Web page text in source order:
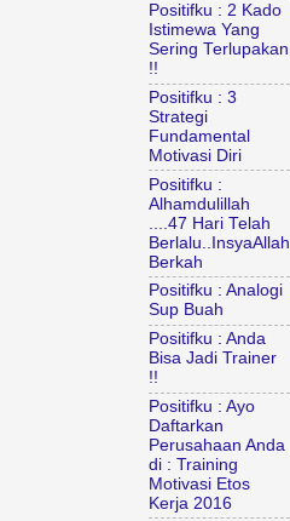
Positifku : 2 Kado
Istimewa Yang
Sering Terlupakan
!!
Positifku : 3
Strategi
Fundamental
Motivasi Diri
Positifku :
Alhamdulillah
....47 Hari Telah
Berlalu..InsyaAllah
Berkah
Positifku : Analogi
Sup Buah
Positifku : Anda
Bisa Jadi Trainer
!!
Positifku : Ayo
Daftarkan
Perusahaan Anda
di : Training
Motivasi Etos
Kerja 2016